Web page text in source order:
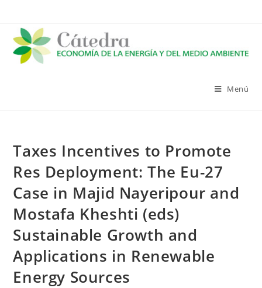
contenido
Menú
Taxes Incentives to Promote
Res Deployment: The Eu-27
Case in Majid Nayeripour and
Mostafa Kheshti (eds)
Sustainable Growth and
Applications in Renewable
Energy Sources